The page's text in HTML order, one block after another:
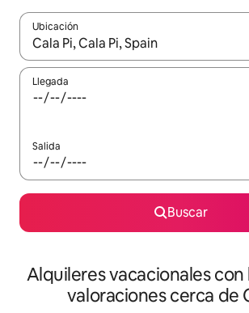
Ubicación
Cuando los resultados estén
Llegada
Salida
Buscar
Alquileres vacacionales con
valoraciones cerca de